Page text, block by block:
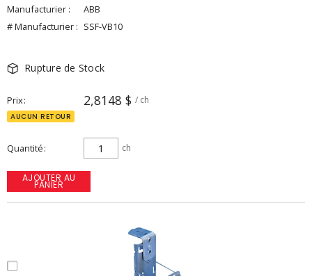
Manufacturier :
ABB
# Manufacturier : SSF-VB10
Rupture de Stock
Prix 2,8148 $ / ch
AUCUN RETOUR
Quantité ch
AJOUTER AU
PANIER